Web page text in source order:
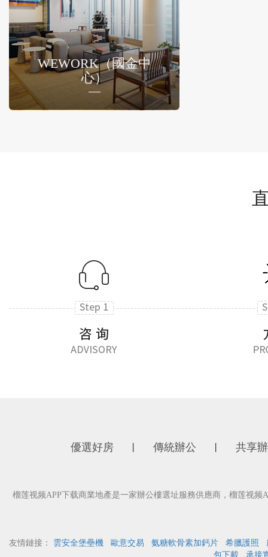
WEWORK（國金中
心）
優選好房 傳統辦公 共享
榴莲视频APP下载商業地產是一家辦公樓選址服務供應商，榴莲视
友情鏈接： 雲安全堡壘機 歐意交易 氨糖軟骨素加鈣片 希臘護照
包下載
承接